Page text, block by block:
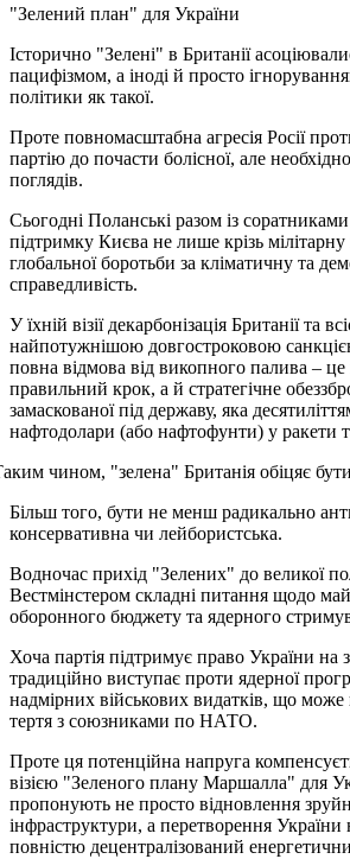
"Зелений план" для України
Історично "Зелені" в Британії
пацифізмом, а іноді й просто
політики як такої.
Проте повномасштабна агресія Росії
партію до почасти болісної, але
поглядів.
Сьогодні Поланські разом із
підтримку Києва не лише крізь
глобальної боротьби за кліматичну та
справедливість.
У їхній візії декарбонізація Британії та
найпотужнішою довгостроковою
повна відмова від викопного палива –
правильний крок, а й стратегічне
замаскованої під державу, яка
нафтодолари (або нафтофунти) у ракети
чином, "зелена" Британія обіцяє
Більш того, бути не менш радикально
консервативна чи лейбористська.
Водночас прихід "Зелених" до великої
Вестмінстером складні питання щодо
оборонного бюджету та ядерного
Хоча партія підтримує право України на
традиційно виступає проти ядерної
надмірних військових видатків, що
тертя з союзниками по НАТО.
Проте ця потенційна напруга
візією "Зеленого плану Маршалла" для
пропонують не просто відновлення
інфраструктури, а перетворення
повністю децентралізований